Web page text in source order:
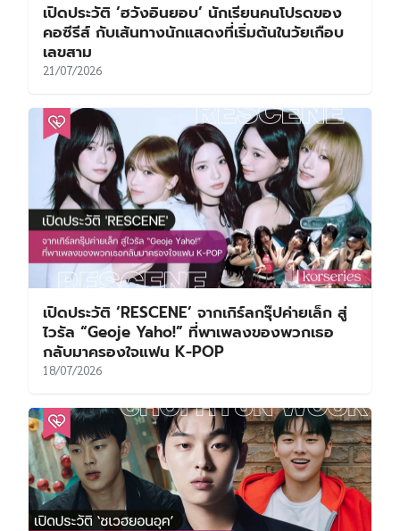
เปิดประวัติ ‘ฮวังอินยอบ’ นักเรียนคนโปรดของ
คอซีรีส์ กับเส้นทางนักแสดงที่เริ่มต้นในวัยเกือบ
เลขสาม
21/07/2026
เปิดประวัติ ‘RESCENE’ จากเกิร์ลกรุ๊ปค่ายเล็ก สู่
ไวรัล “Geoje Yaho!” ที่พาเพลงของพวกเธอ
กลับมาครองใจแฟน K-POP
18/07/2026